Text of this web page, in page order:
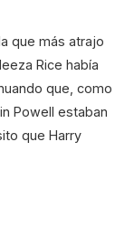
que más atrajo
Rice había
que, como
Powell estaban
que Harry